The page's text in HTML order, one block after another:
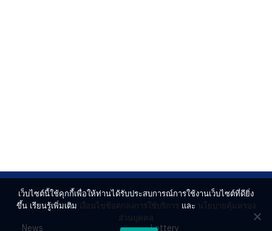
เว็บไซต์นี้ใช้คุกกี้เพื่อให้ท่านได้รับประสบการณ์การใช้งานเว็บไซต์ที่ดียิ่ง
ขึ้น เรียนรู้เพิ่มเติม เงื่อนไขข้อตกลงการใช้บริการ และ นโยบายคุ้มครอง
ส่วนบุคคล